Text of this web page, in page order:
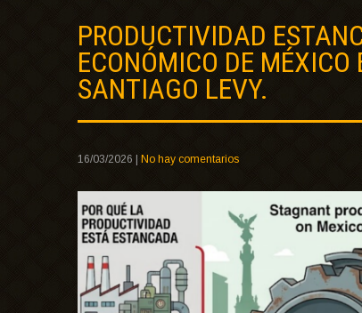
PRODUCTIVIDAD
ECONÓMICO DE
SANTIAGO LEVY.
16/03/2026 No hay comentarios